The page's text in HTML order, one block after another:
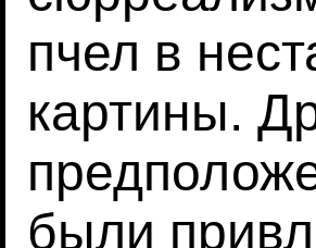
пчел в
картины.
были